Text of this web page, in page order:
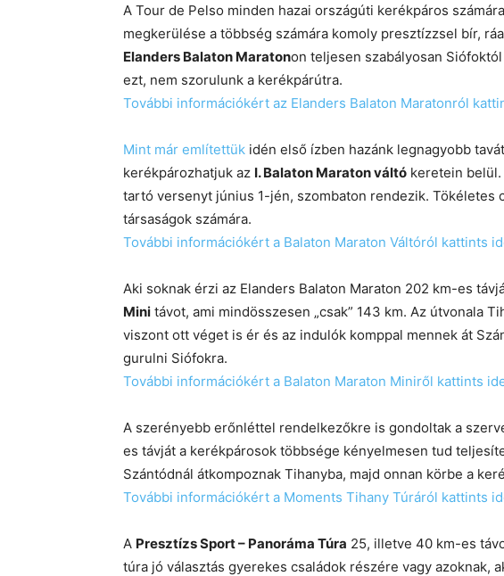
A Tour de Pelso minden hazai országúti kerékpáros
megkerülése a többség számára komoly presztízzsel bír,
Elanders Balaton Maratonon teljesen szabályosan
ezt, nem szorulunk a kerékpárútra.
További információkért az Elanders Balaton Maratonról
Mint már említettük idén első ízben hazánk legnagyobb
kerékpározhatjuk az I. Balaton Maraton váltó keretein
tartó versenyt június 1-jén, szombaton rendezik. Tökéletes
társaságok számára.
További információkért a Balaton Maraton Váltóról kattints
Aki soknak érzi az Elanders Balaton Maraton 202 km-es
Mini távot, ami mindösszesen „csak” 143 km. Az útvonala
viszont ott véget is ér és az indulók komppal mennek át
gurulni Siófokra.
További információkért a Balaton Maraton Miniről kattints
A szerényebb erőnléttel rendelkezőkre is gondoltak a
es távját a kerékpárosok többsége kényelmesen tud
Szántódnál átkompoznak Tihanyba, majd onnan körbe a
További információkért a Moments Tihany Túráról kattints
A Presztízs Sport – Panoráma Túra 25, illetve 40 km-es
túra jó választás gyerekes családok részére vagy azoknak,